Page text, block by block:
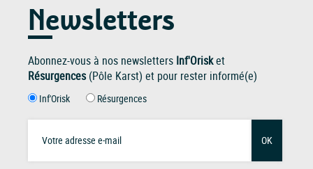
Newsletters
Abonnez-vous à nos newsletters Inf'Orisket
Résurgences(Pôle Karst) et pour rester informé(e)
Inf'Orisk Résurgences
OK